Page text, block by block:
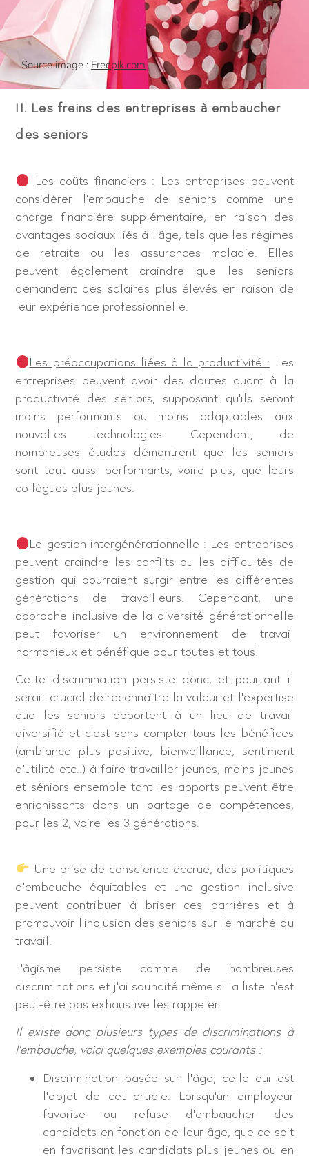
Source image : Freepik.com
II. Les freins des entreprises à embaucher
des seniors
Les coûts financiers : Les entreprises peuvent
considérer l’embauche de seniors comme une
charge financière supplémentaire, en raison des
avantages sociaux liés à l’âge, tels que les régimes
de retraite ou les assurances maladie. Elles
peuvent également craindre que les seniors
demandent des salaires plus élevés en raison de
leur expérience professionnelle.
Les préoccupations liées à la productivité : Les
entreprises peuvent avoir des doutes quant à la
productivité des seniors, supposant qu’ils seront
moins performants ou moins adaptables aux
nouvelles technologies. Cependant, de
nombreuses études démontrent que les seniors
sont tout aussi performants, voire plus, que leurs
collègues plus jeunes.
La gestion intergénérationnelle : Les entreprises
peuvent craindre les conflits ou les difficultés de
gestion qui pourraient surgir entre les différentes
générations de travailleurs. Cependant, une
approche inclusive de la diversité générationnelle
peut favoriser un environnement de travail
harmonieux et bénéfique pour toutes et tous !
Cette discrimination persiste donc, et pourtant il
serait crucial de reconnaître la valeur et l’expertise
que les seniors apportent à un lieu de travail
diversifié et c’est sans compter tous les bénéfices
(ambiance plus positive, bienveillance, sentiment
d’utilité etc..) à faire travailler jeunes, moins jeunes
et séniors ensemble tant les apports peuvent être
enrichissants dans un partage de compétences,
pour les 2, voire les 3 générations.
Une prise de conscience accrue, des politiques
d’embauche équitables et une gestion inclusive
peuvent contribuer à briser ces barrières et à
promouvoir l’inclusion des seniors sur le marché du
travail.
L’âgisme persiste comme de nombreuses
discriminations et j’ai souhaité même si la liste n’est
peut-être pas exhaustive les rappeler :
Il existe donc plusieurs types de discriminations à
l’embauche, voici quelques exemples courants :
Discrimination basée sur l’âge, celle qui est
l’objet de cet article. Lorsqu’un employeur
favorise ou refuse d’embaucher des
candidats en fonction de leur âge, que ce soit
en favorisant les candidats plus jeunes ou en